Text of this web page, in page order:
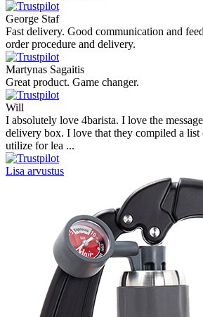
George Staf
Fast delivery. Good communication and
order procedure and delivery.
Martynas Sagaitis
Great product. Game changer.
Will
I absolutely love 4barista. I love the
delivery box. I love that they compiled a list
utilize for lea ...
Lisa arvustus